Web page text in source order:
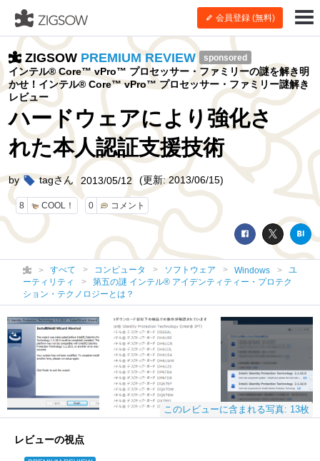
会員登録 (無料)
ZIGSOW PREMIUM REVIEW sponsored
インテル® Core™ vPro™ プロセッサー・ファミリーの謎を解き明
かせ！インテル® Core™ vPro™ プロセッサー・ファミリー謎解き
レビュー
ハードウェアにより強化さ
れた本人認証支援技術
8 COOL！ 0 コメント
by tagさん 2013/05/12 (更新: 2013/06/15)
すべて コンピュータ ソフトウェア Windows
ユ
ーティリティ
第五の謎 インテル® アイデンティティー・プロテク
ション・テクノロジーとは？
このレビューに含まれる写真: 13枚
レビューの視点